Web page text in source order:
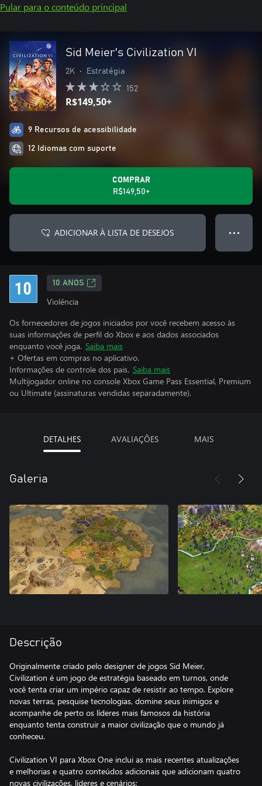
Pular para o conteúdo principal
Sid Meier's Civilization VI
2K • Estratégia
152
R$149,50+
9 Recursos de acessibilidade
12 Idiomas com suporte
COMPRAR
R$149,50+
ADICIONAR À LISTA DE DESEJOS ● ● ●
10 ANOS
Violência
Os fornecedores de jogos iniciados por você recebem acesso às
suas informações de perfil do Xbox e aos dados associados
enquanto você joga. Saiba mais
+ Ofertas em compras no aplicativo.
Informações de controle dos pais. Saiba mais
Multijogador online no console Xbox Game Pass Essential, Premium
ou Ultimate (assinaturas vendidas separadamente).
DETALHES AVALIAÇÕES MAIS
Galeria
Descrição
Originalmente criado pelo designer de jogos Sid Meier,
Civilization é um jogo de estratégia baseado em turnos, onde
você tenta criar um império capaz de resistir ao tempo. Explore
novas terras, pesquise tecnologias, domine seus inimigos e
acompanhe de perto os líderes mais famosos da história
enquanto tenta construir a maior civilização que o mundo já
conheceu.
Civilization VI para Xbox One inclui as mais recentes atualizações
e melhorias e quatro conteúdos adicionais que adicionam quatro
novas civilizações, líderes e cenários: